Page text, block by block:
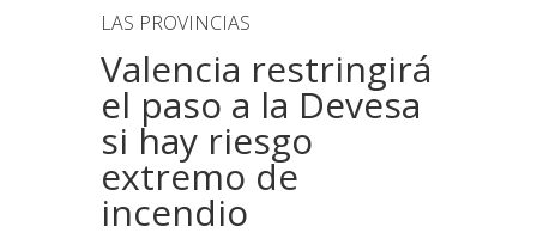
LAS PROVINCIAS
Valencia restringirá
el paso a la Devesa
si hay riesgo
extremo de
incendio